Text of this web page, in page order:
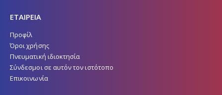
ΕΤΑΙΡΕΙΑ
Προφίλ
Όροι χρήσης
Πνευματική ιδιοκτησία
Σύνδεσμοι σε αυτόν τον ιστότοπο
Επικοινωνία